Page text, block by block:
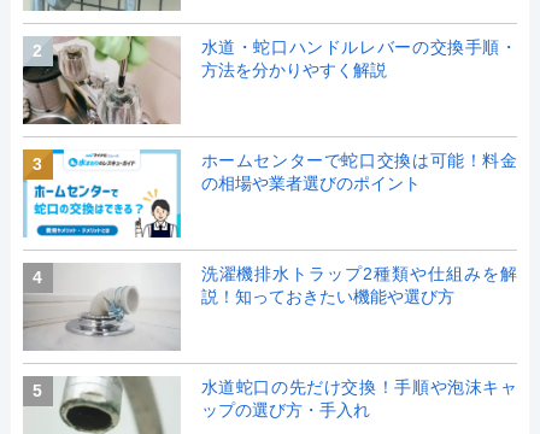
2
水道・蛇口ハンドルレバーの交換手順・
方法を分かりやすく解説
3
ホームセンターで蛇口交換は可能！料金
の相場や業者選びのポイント
4
洗濯機排水トラップ2種類や仕組みを解
説！知っておきたい機能や選び方
5
水道蛇口の先だけ交換！手順や泡沫キャ
ップの選び方・手入れ